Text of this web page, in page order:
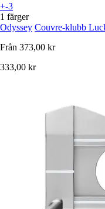
+-3
1 färger
Odyssey Couvre-klubb
Från 373,00 kr
333,00 kr